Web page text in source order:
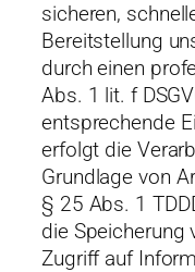
sicheren,
Bereitstellung
durch einen
Abs. 1 lit. f
entsprechende
erfolgt die
Grundlage von
§ 25 Abs. 1
die Speicherung
Zugriff auf